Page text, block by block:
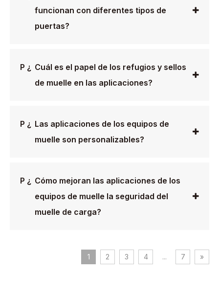
funcionan con diferentes tipos de
puertas?
P ¿ Cuál es el papel de los refugios y sellos
de muelle en las aplicaciones?
P ¿ Las aplicaciones de los equipos de
muelle son personalizables?
P ¿ Cómo mejoran las aplicaciones de los
equipos de muelle la seguridad del
muelle de carga?
1 2 3 4 ... 7 »